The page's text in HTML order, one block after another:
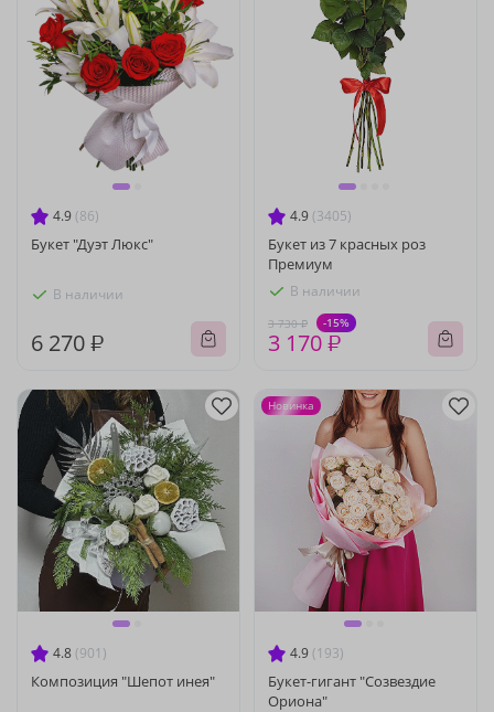
4.9 (86)
Букет "Дуэт Люкс"
В наличии
6 270 ₽
4.9 (3405)
Букет из 7 красных роз
Премиум
В наличии
3 730 ₽ -15%
3 170 ₽
4.8 (901)
Композиция "Шепот инея"
4.9 (193)
Букет-гигант "Созвездие
Ориона"
Новинка